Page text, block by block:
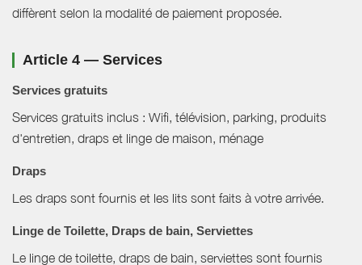
diffèrent selon la modalité de paiement proposée.
Article 4 — Services
Services gratuits
Services gratuits inclus : Wifi, télévision, parking, produits
d'entretien, draps et linge de maison, ménage
Draps
Les draps sont fournis et les lits sont faits à votre arrivée.
Linge de Toilette, Draps de bain, Serviettes
Le linge de toilette, draps de bain, serviettes sont fournis